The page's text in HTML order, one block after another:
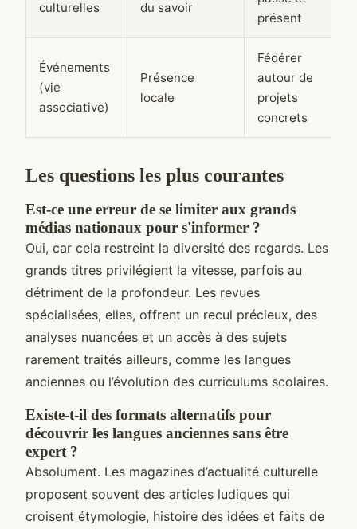
culturelles du savoir
présent
Événements
(vie
associative)
Présence
locale
Fédérer
autour de
projets
concrets
Les questions les plus courantes
Est-ce une erreur de se limiter aux grands
médias nationaux pour s'informer ?
Oui, car cela restreint la diversité des regards. Les
grands titres privilégient la vitesse, parfois au
détriment de la profondeur. Les revues
spécialisées, elles, offrent un recul précieux, des
analyses nuancées et un accès à des sujets
rarement traités ailleurs, comme les langues
anciennes ou l’évolution des curriculums scolaires.
Existe-t-il des formats alternatifs pour
découvrir les langues anciennes sans être
expert ?
Absolument. Les magazines d’actualité culturelle
proposent souvent des articles ludiques qui
croisent étymologie, histoire des idées et faits de